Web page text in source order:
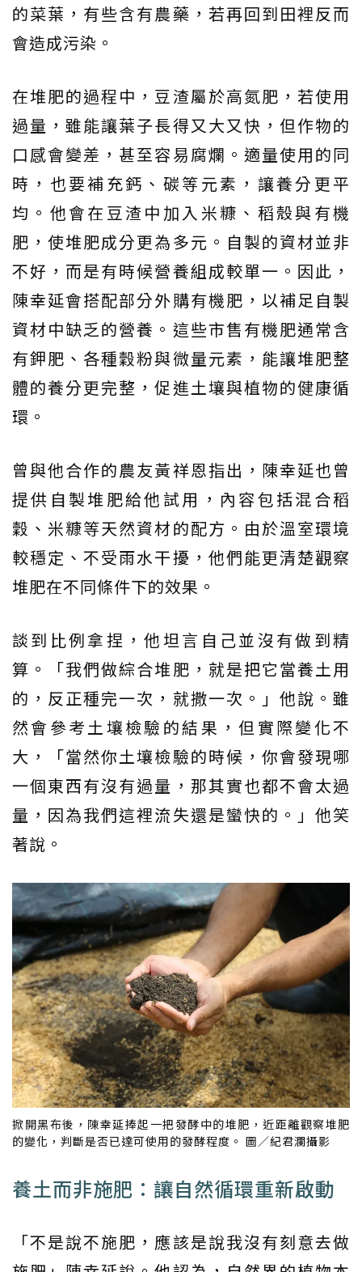
的菜葉，有些含有農藥，若再回到田裡反而
會造成污染。
在堆肥的過程中，豆渣屬於高氮肥，若使用
過量，雖能讓葉子長得又大又快，但作物的
口感會變差，甚至容易腐爛。適量使用的同
時，也要補充鈣、碳等元素，讓養分更平
均。他會在豆渣中加入米糠、稻殼與有機
肥，使堆肥成分更為多元。自製的資材並非
不好，而是有時候營養組成較單一。因此，
陳幸延會搭配部分外購有機肥，以補足自製
資材中缺乏的營養。這些市售有機肥通常含
有鉀肥、各種穀粉與微量元素，能讓堆肥整
體的養分更完整，促進土壤與植物的健康循
環。
曾與他合作的農友黃祥恩指出，陳幸延也曾
提供自製堆肥給他試用，內容包括混合稻
穀、米糠等天然資材的配方。由於溫室環境
較穩定、不受雨水干擾，他們能更清楚觀察
堆肥在不同條件下的效果。
談到比例拿捏，他坦言自己並沒有做到精
算。「我們做綜合堆肥，就是把它當養土用
的，反正種完一次，就撒一次。」他說。雖
然會參考土壤檢驗的結果，但實際變化不
大，「當然你土壤檢驗的時候，你會發現哪
一個東西有沒有過量，那其實也都不會太過
量，因為我們這裡流失還是蠻快的。」他笑
著說。
掀開黑布後，陳幸延捧起一把發酵中的堆肥，近距離觀察堆肥
的變化，判斷是否已達可使用的發酵程度。 圖／紀君瀾攝影
養土而非施肥：讓自然循環重新啟動
「不是說不施肥，應該是說我沒有刻意去做